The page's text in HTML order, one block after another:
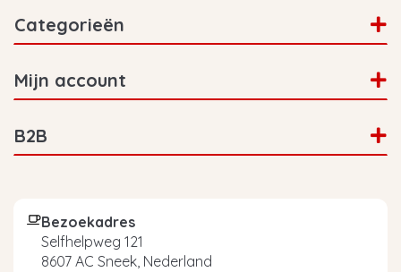
Categorieën
Mijn account
B2B
Bezoekadres
Selfhelpweg 121
8607 AC Sneek, Nederland